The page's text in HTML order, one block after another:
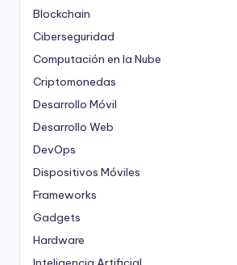
Blockchain
Ciberseguridad
Computación en la Nube
Criptomonedas
Desarrollo Móvil
Desarrollo Web
DevOps
Dispositivos Móviles
Frameworks
Gadgets
Hardware